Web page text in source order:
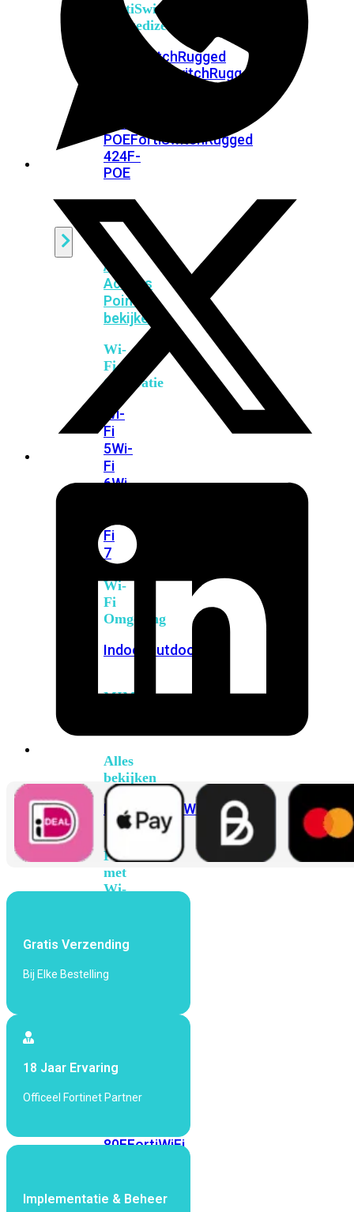
FortiSwitch
Ruggedized
FortiSwitchRugged
FortiSwitchRugged
POEFortiSwitchRugged
424F-
POE
WiFi
Alle
Access
Points
bekijken
Wi-
Fi
Generatie
Wi-
Fi
5Wi-
Fi
6Wi-
Fi
7
Wi-
Fi
Omgeving
Indoor Outdoor
MIMO
Alles
bekijken
FortiAP FortiWiFi
FortiGate
met
Wi-
FortiWiFi
30G
FortiWiFi
61F
FortiWiFi
80FFortiWiFi
Gratis Verzending
Bij Elke Bestelling
18 Jaar Ervaring
Officeel Fortinet Partner
Implementatie & Beheer